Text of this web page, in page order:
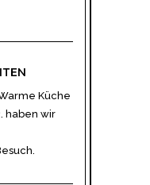
Küche
haben wir